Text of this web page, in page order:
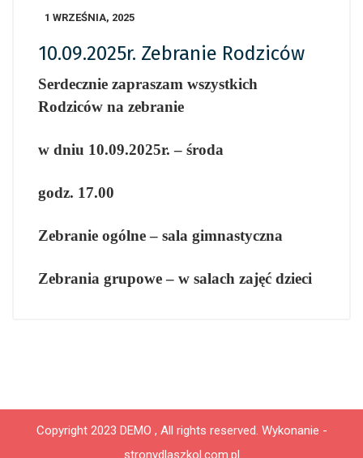
1 WRZEŚNIA, 2025
10.09.2025r. Zebranie Rodziców
Serdecznie zapraszam wszystkich
Rodziców na zebranie
w dniu 10.09.2025r. – środa
godz. 17.00
Zebranie ogólne – sala gimnastyczna
Zebrania grupowe – w salach zajęć dzieci
Copyright 2023 DEMO , All rights reserved. Wykonanie -
stronydlaszkol.com.pl